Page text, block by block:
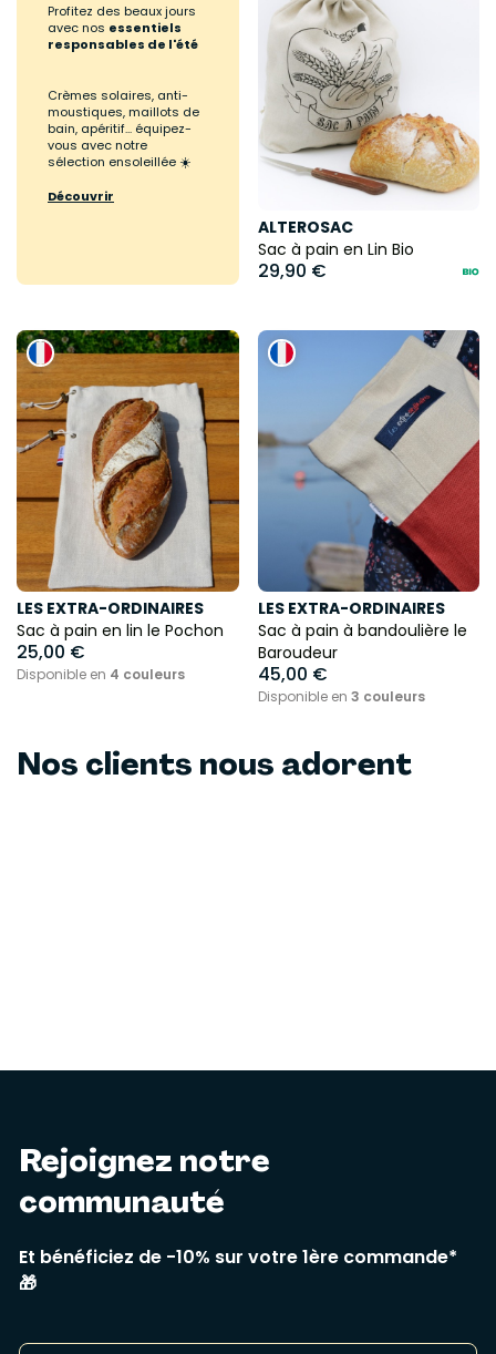
Profitez des beaux jours
avec nos essentiels
responsables de l'été
Crèmes solaires, anti-
moustiques, maillots de
bain, apéritif... équipez-
vous avec notre
sélection ensoleillée ☀️
Découvrir
ALTEROSAC
Sac à pain en Lin Bio
29,90 €
LES EXTRA-ORDINAIRES
Sac à pain en lin le Pochon
25,00 €
Disponible en 4 couleurs
LES EXTRA-ORDINAIRES
Sac à pain à bandoulière le
Baroudeur
45,00 €
Disponible en 3 couleurs
Nos clients nous adorent
Rejoignez notre
communauté
Et bénéficiez de -10% sur votre 1ère commande*
🎁